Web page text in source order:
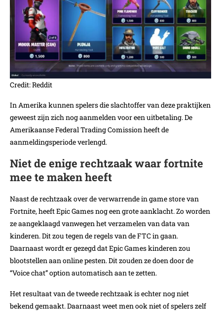
Credit: Reddit
In Amerika kunnen spelers die slachtoffer van deze praktijken
geweest zijn zich nog aanmelden voor een uitbetaling. De
Amerikaanse Federal Trading Comission heeft de
aanmeldingsperiode verlengd.
Niet de enige rechtzaak waar fortnite
mee te maken heeft
Naast de rechtzaak over de verwarrende in game store van
Fortnite, heeft Epic Games nog een grote aanklacht. Zo worden
ze aangeklaagd vanwegen het verzamelen van data van
kinderen. Dit zou tegen de regels van de FTC in gaan.
Daarnaast wordt er gezegd dat Epic Games kinderen zou
blootstellen aan online pesten. Dit zouden ze doen door de
“Voice chat” option automatisch aan te zetten.
Het resultaat van de tweede rechtzaak is echter nog niet
bekend gemaakt. Daarnaast weet men ook niet of spelers zelf